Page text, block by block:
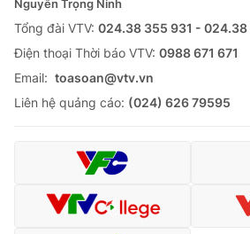
Nguyễn Trọng Ninh
Tổng đài VTV: 024.38 355 931 - 024.38
Ðiện thoại Thời báo VTV: 0988 671 671
Email: toasoan@vtv.vn
Liên hệ quảng cáo: (024) 626 79595